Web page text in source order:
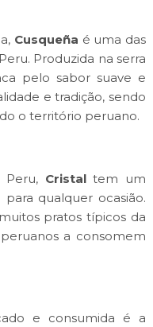
Cusqueña é uma das
Produzida na serra
pelo sabor suave e
e tradição, sendo
o território peruano.
Peru, Cristaltem um
qualquer ocasião.
pratos típicos da
a consomem
e consumida é a